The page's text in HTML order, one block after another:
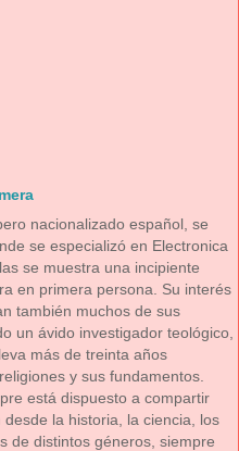
nacionalizado español, se
se especializó en Electronica
se muestra una incipiente
en primera persona. Su interés
también muchos de sus
un ávido investigador teológico,
más de treinta años
y sus fundamentos.
está dispuesto a compartir
la historia, la ciencia, los
de distintos géneros, siempre